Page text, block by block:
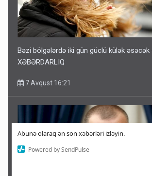
Abunə olaraq ən son xəbərləri izləyin.
Powered by SendPulse
Bəzi bölgələrdə iki gün güclü külək əsəcək
XƏBƏRDARLIQ
7 Avqust 16:21